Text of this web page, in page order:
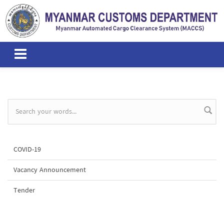
Skip to main content
Search form
COVID-19
Vacancy Announcement
Tender